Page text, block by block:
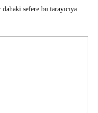
sefere bu tarayıcıya